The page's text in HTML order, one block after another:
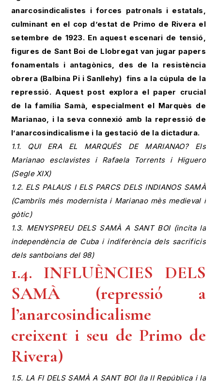
anarcosindicalistes i forces patronals i estatals,
culminant en el cop d’estat de Primo de Rivera el
setembre de 1923. En aquest escenari de tensió,
figures de Sant Boi de Llobregat van jugar papers
fonamentals i antagònics, des de la resistència
obrera (Balbina Pi i Sanllehy) fins a la cúpula de la
repressió. Aquest post explora el paper crucial
de la família Samà, especialment el Marquès de
Marianao, i la seva connexió amb la repressió de
l’anarcosindicalisme i la gestació de la dictadura.
1.1. QUI ERA EL MARQUÉS DE MARIANAO? Els
Marianao esclavistes i Rafaela Torrents i Higuero
(Segle XIX)
1.2. ELS PALAUS I ELS PARCS DELS INDIANOS SAMÀ
(Cambrils més modernista i Marianao mès medieval i
gòtic)
1.3. MENYSPREU DELS SAMÀ A SANT BOI (incita la
independència de Cuba i indiferència dels sacrificis
dels santboians del 98)
1.4. INFLUÈNCIES DELS
SAMÀ (repressió a
l’anarcosindicalisme
creixent i seu de Primo de
Rivera)
1.5. LA FI DELS SAMÀ A SANT BOI (la II República i la